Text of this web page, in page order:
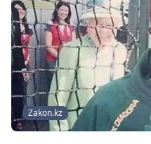
Zakon.kz